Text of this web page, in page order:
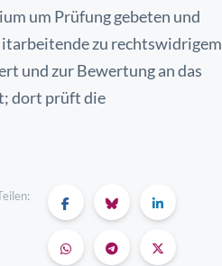
um Prüfung gebeten und
zu rechtswidrigem
und zur Bewertung an das
dort prüft die